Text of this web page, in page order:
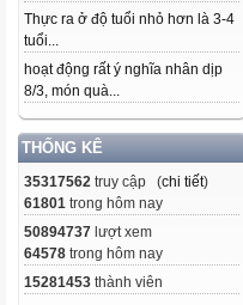
Thực ra ở độ tuổi nhỏ hơn là 3-4
tuổi...
hoạt động rất ý nghĩa nhân dịp
8/3, món quà...
THỐNG KÊ
35317562 truy cập (chi tiết)
61801 trong hôm nay
50894737 lượt xem
64578 trong hôm nay
15281453 thành viên